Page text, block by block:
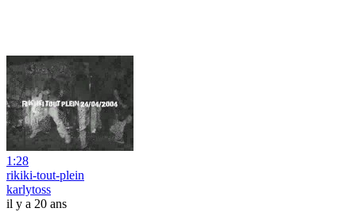
1:28
rikiki-tout-plein
karlytoss
il y a 20 ans